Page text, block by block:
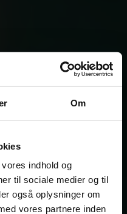
Om
indhold og
til sociale medier og til
også oplysninger om
vores partnere inden